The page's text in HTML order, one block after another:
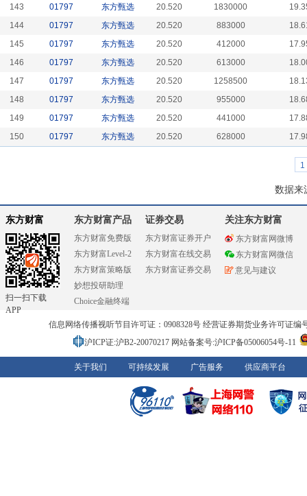
143
01797 东方甄选 20.520 1830000
144
01797 东方甄选 20.520 883000
145
01797 东方甄选 20.520 412000
146
01797 东方甄选 20.520 613000
147
01797 东方甄选 20.520 1258500
148
01797 东方甄选 20.520 955000
149
01797 东方甄选 20.520 441000
150
01797 东方甄选 20.520 628000
1
数据来
东方财富
扫一扫下载
APP
东方财富产品
东方财富免费版
东方财富Level-2
东方财富策略版
妙想投研助理
Choice金融终端
证券交易
东方财富证券开户
东方财富在线交易
东方财富证券交易
关注东方财富
东方财富网微博
东方财富网微信
意见与建议
信息网络传播视听节目许可证：0908328号 经营证券期货业务许可证编
沪ICP证:沪B2-20070217 网站备案号:沪ICP备05006054号-11
关于我们 可持续发展 广告服务 供应商平台